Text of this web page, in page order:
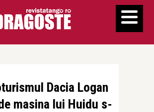
Dacia Logan
masina lui Huidu s-